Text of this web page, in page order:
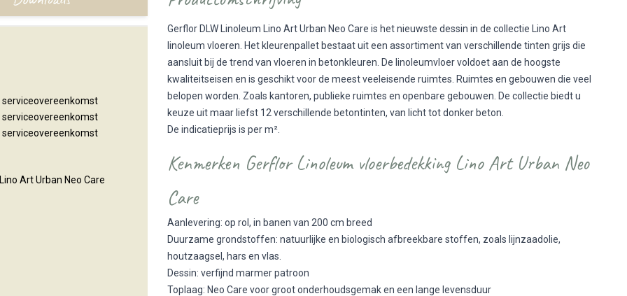
serviceovereenkomst
serviceovereenkomst
serviceovereenkomst
Art Urban Neo Care
Gerflor DLW Linoleum Lino Art Urban Neo Care is het nieuwste dessin in de collectie Lino Art
linoleum vloeren. Het kleurenpallet bestaat uit een assortiment van verschillende tinten grijs die
aansluit bij de trend van vloeren in betonkleuren. De linoleumvloer voldoet aan de hoogste
kwaliteitseisen en is geschikt voor de meest veeleisende ruimtes. Ruimtes en gebouwen die veel
belopen worden. Zoals kantoren, publieke ruimtes en openbare gebouwen. De collectie biedt u
keuze uit maar liefst 12 verschillende betontinten, van licht tot donker beton.
De indicatieprijs is per m².
Kenmerken Gerflor Linoleum vloerbedekking Lino Art Urban Neo
Care
Aanlevering: op rol, in banen van 200 cm breed
Duurzame grondstoffen: natuurlijke en biologisch afbreekbare stoffen, zoals lijnzaadolie,
houtzaagsel, hars en vlas.
Dessin: verfijnd marmer patroon
Toplaag: Neo Care voor groot onderhoudsgemak en een lange levensduur